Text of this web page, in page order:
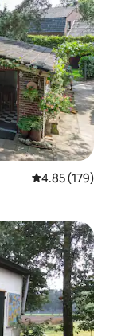
レビュー179
4.85 (179)